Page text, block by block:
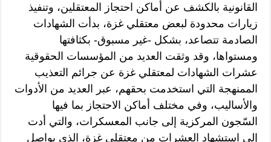
القانونية بالكشف عن أماكن احتجاز المعتقلين، وتنفيذ
زيارات محدودة لبعض معتقلي غزة، بدأت الشهادات
الصادمة تتصاعد، بشكل -غير مسبوق- بكثافتها
ومستواها، وقد وثقت العديد من المؤسسات الحقوقية
عشرات الشهادات لمعتقلي غزة عن جرائم التعذيب
الممنهجة التي استخدمت بحقهم، عبر العديد من الأدوات
والأساليب، وفي مختلف أماكن الاحتجاز بما فيها
السّجون المركزية إلى جانب المعسكرات، والتي أدت
إلى استشهاد العشرات من معتقلي غزة، الذي يواصل